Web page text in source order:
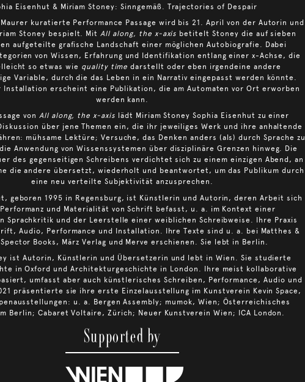
Eisenhut & Miriam Stoney: Sinngemäß. Trajectories of Despair
Maurer kuratierte Performance Passage wird bis 21. April von der Autorin und
Stoney bespielt. MitAll along, the x-axis betitelt Stoney die auf sieben
aufgeteilte grafische Landschaft einer möglichen Autobiografie. Dabei
von Wissen, Erfahrung und Identifikation entlang einer x-Achse, die
so etwas wie quality time darstellt oder eben irgendeine andere
Variable, durch die das Leben in ein Narrativ eingepasst werden könnte.
Installation erscheint eine Publikation, die am Automaten vor Ort erworben
werden kann.
von All along, the x-axis lädt Miriam Stoney Sophia Eisenhut zu einer
über jene Themen ein, die ihr jeweiliges Werk und ihre anhaltende
mühsame Lektüre; Versuche, das Denken anders (als) durch Sprache zu
Anwendung von Wissenssystemen über disziplinäre Grenzen hinweg. Die
des gegenseitigen Schreibens verdichtet sich zu einem einzigen Abend, an
die andere übersetzt, wiederholt und beantwortet, um das Publikum durch
eine neu verteilte Subjektivität anzusprechen.
geboren 1995 in Regensburg, ist Künstlerin und Autorin, deren Arbeit sich
und Materialität von Schrift befasst, u. a. im Kontext einer
Sprachkritik und der Leerstelle einer weiblichen Schreibweise. Ihre Praxis
Audio, Performance und Installation. Ihre Texte sind u. a. bei Matthes &
Books, März Verlag und Merve erschienen. Sie lebt in Berlin.
ist Autorin, Künstlerin und Übersetzerin und lebt in Wien. Sie studierte
in Oxford und Architekturgeschichte in London. Ihre meist kollaborative
umfasst aber auch künstlerisches Schreiben, Performance, Audio und
präsentierte sie ihre erste Einzelausstellung im Kunstverein Kevin Space,
u. a. Bergen Assembly; mumok, Wien; Österreichisches
Berlin; Cabaret Voltaire, Zürich; Neuer Kunstverein Wien; ICA London.
Supported by